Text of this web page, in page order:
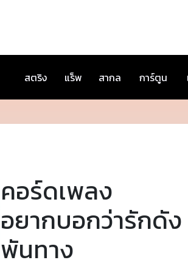
สตริง แร็พ สากล การ์ตูน
คอร์ดเพลง
อยากบอกว่ารักดั
พันทาง